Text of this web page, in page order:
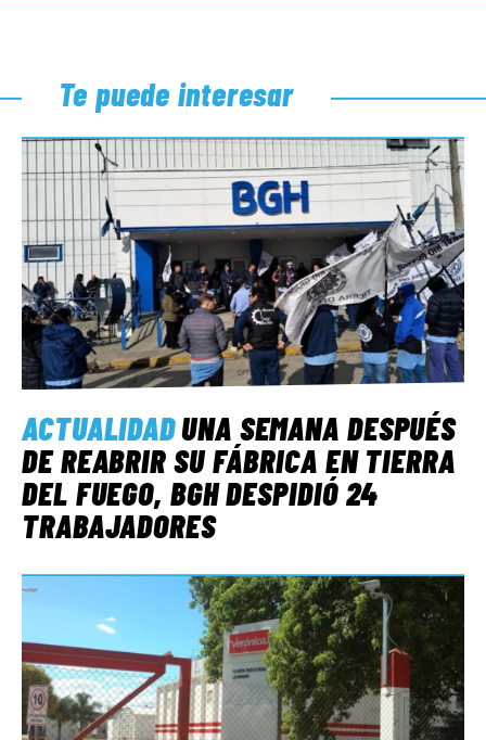
Te puede interesar
ACTUALIDADUNA SEMANA DESPUÉS
DE REABRIR SU FÁBRICA EN TIERRA
DEL FUEGO, BGH DESPIDIÓ 24
TRABAJADORES